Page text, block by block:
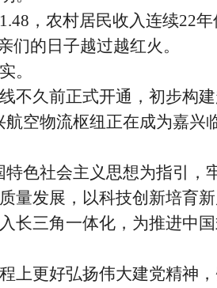
1.48，农村居民收入连续22年
们的日子越过越红火。
。
久前正式开通，初步构建
空物流枢纽正在成为嘉兴
色社会主义思想为指引，
量发展，以科技创新培育
长三角一体化，为推进中
更好弘扬伟大建党精神，